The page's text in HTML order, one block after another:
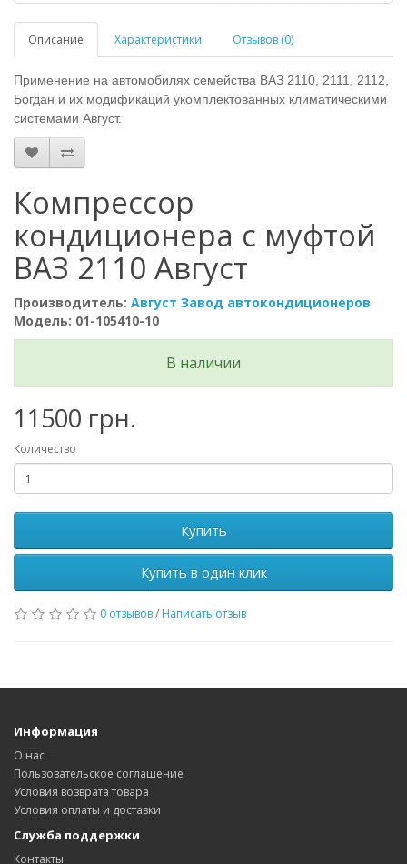
Описание Характеристики Отзывов (0)
Применение на автомобилях семейства ВАЗ 2110, 2111, 2112,
Богдан и их модификаций укомплектованных климатическими
системами Август.
Компрессор
кондиционера с муфтой
ВАЗ 2110 Август
Производитель: Август Завод автокондиционеров
Модель: 01-105410-10
В наличии
11500 грн.
Количество
Купить
Купить в один клик
0 отзывов/ Написать отзыв
Информация
О нас
Пользовательское соглашение
Условия возврата товара
Условия оплаты и доставки
Служба поддержки
Контакты